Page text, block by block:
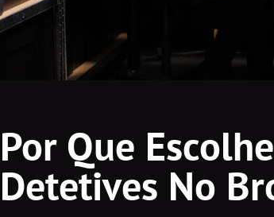
Por Que
Detetives No